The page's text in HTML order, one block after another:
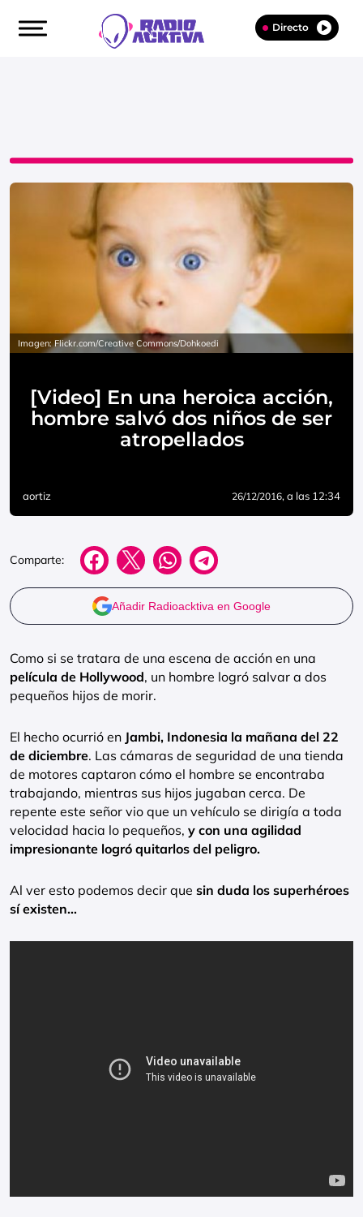
Directo
Imagen: Flickr.com/Creative Commons/Dohkoedi
[Video] En una heroica acción,
hombre salvó dos niños de ser
atropellados
aortiz 26/12/2016, a las 12:34
Comparte:
Añadir Radioacktiva en Google
Como si se tratara de una escena de acción en una
película de Hollywood, un hombre logró salvar a dos
pequeños hijos de morir.
El hecho ocurrió en Jambi, Indonesia la mañana del 22
de diciembre. Las cámaras de seguridad de una tienda
de motores captaron cómo el hombre se encontraba
trabajando, mientras sus hijos jugaban cerca. De
repente este señor vio que un vehículo se dirigía a toda
velocidad hacia lo pequeños, y con una agilidad
impresionante logró quitarlos del peligro.
Al ver esto podemos decir que sin duda los superhéroes
sí existen…